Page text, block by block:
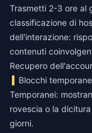
Trasmetti 2-3 ore al
classificazione di
dell'interazione:
contenuti
Recupero
Blocchi
Temporanei:
rovescia o la dicitura
giorni.